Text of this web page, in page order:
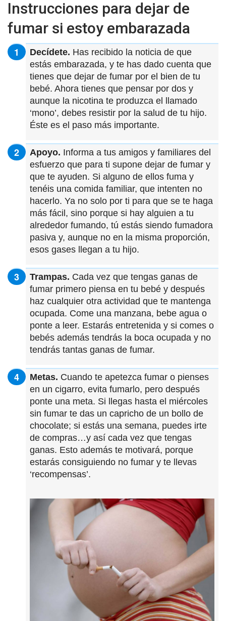
Instrucciones para dejar de
fumar si estoy embarazada
Decídete. Has recibido la noticia de que
estás embarazada, y te has dado cuenta que
tienes que dejar de fumar por el bien de tu
bebé. Ahora tienes que pensar por dos y
aunque la nicotina te produzca el llamado
‘mono’, debes resistir por la salud de tu hijo.
Éste es el paso más importante.
Apoyo. Informa a tus amigos y familiares del
esfuerzo que para ti supone dejar de fumar y
que te ayuden. Si alguno de ellos fuma y
tenéis una comida familiar, que intenten no
hacerlo. Ya no solo por ti para que se te haga
más fácil, sino porque si hay alguien a tu
alrededor fumando, tú estás siendo fumadora
pasiva y, aunque no en la misma proporción,
esos gases llegan a tu hijo.
Trampas. Cada vez que tengas ganas de
fumar primero piensa en tu bebé y después
haz cualquier otra actividad que te mantenga
ocupada. Come una manzana, bebe agua o
ponte a leer. Estarás entretenida y si comes o
bebés además tendrás la boca ocupada y no
tendrás tantas ganas de fumar.
Metas. Cuando te apetezca fumar o pienses
en un cigarro, evita fumarlo, pero después
ponte una meta. Si llegas hasta el miércoles
sin fumar te das un capricho de un bollo de
chocolate; si estás una semana, puedes irte
de compras…y así cada vez que tengas
ganas. Esto además te motivará, porque
estarás consiguiendo no fumar y te llevas
‘recompensas’.